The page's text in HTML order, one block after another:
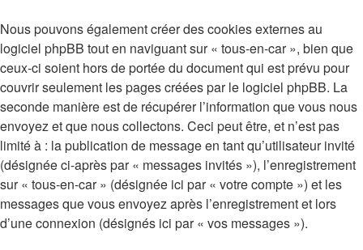
Nous pouvons également créer des cookies externes au
logiciel phpBB tout en naviguant sur « tous-en-car », bien que
ceux-ci soient hors de portée du document qui est prévu pour
couvrir seulement les pages créées par le logiciel phpBB. La
seconde manière est de récupérer l’information que vous nous
envoyez et que nous collectons. Ceci peut être, et n’est pas
limité à : la publication de message en tant qu’utilisateur invité
(désignée ci-après par « messages invités »), l’enregistrement
sur « tous-en-car » (désignée ici par « votre compte ») et les
messages que vous envoyez après l’enregistrement et lors
d’une connexion (désignés ici par « vos messages »).